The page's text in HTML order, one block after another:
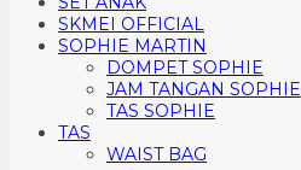
SKMEI OFFICIAL
SOPHIE MARTIN
DOMPET SOPHIE
JAM TANGAN SOPHIE
TAS SOPHIE
TAS
WAIST BAG